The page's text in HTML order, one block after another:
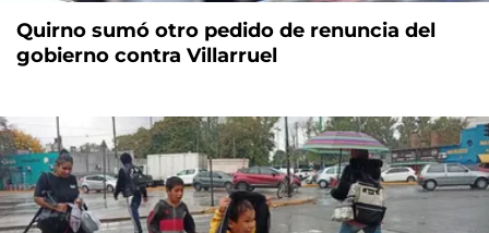
Quirno sumó otro pedido de renuncia del
gobierno contra Villarruel